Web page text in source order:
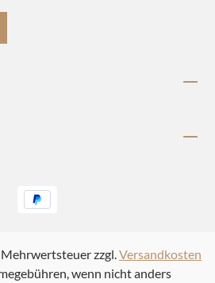
zzgl.Versandkosten
wenn nicht anders